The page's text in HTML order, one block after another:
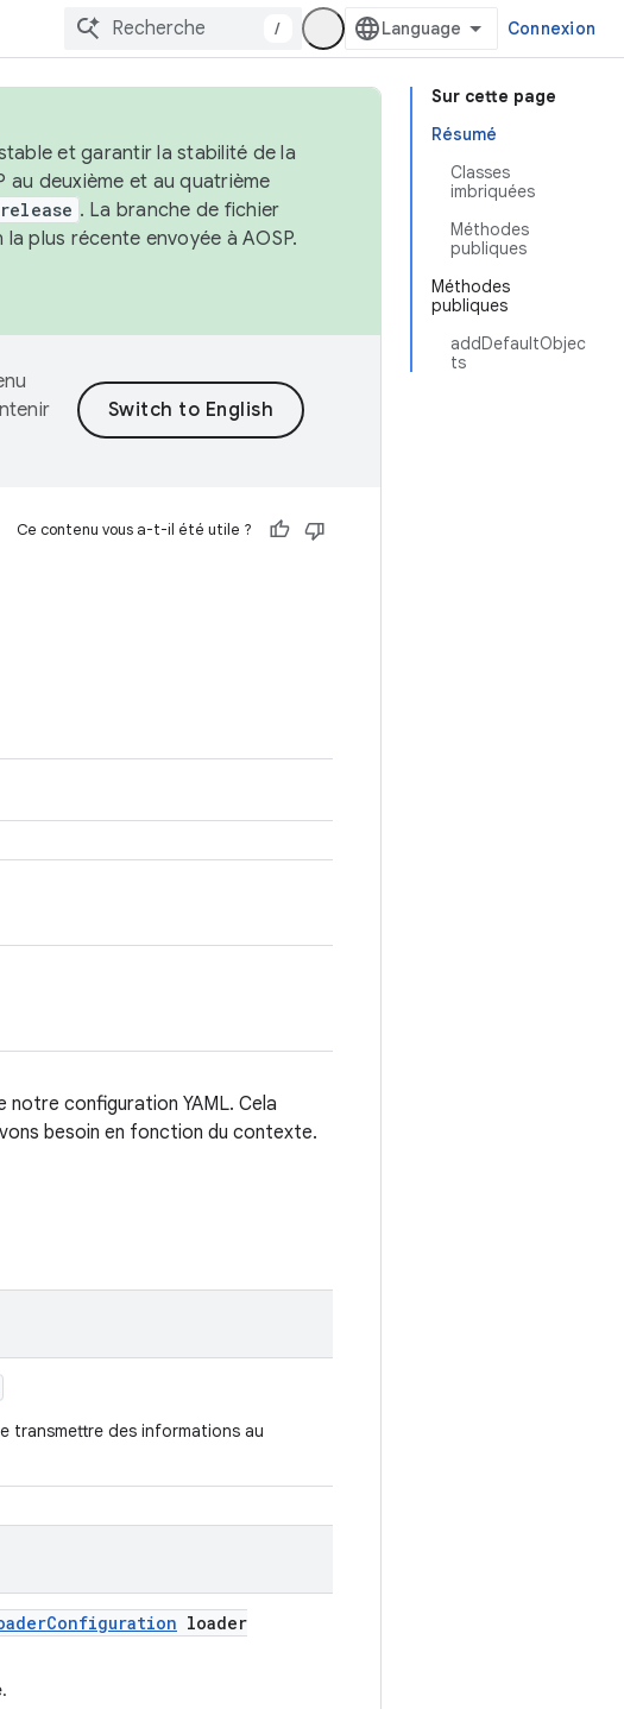
/ Connexion
Sur cette page
Résumé
Classes
imbriquées
Méthodes
publiques
Méthodes
publiques
addDefaultObjec
ts
et garantir la stabilité de la
deuxième et au quatrième
. La branche de fichier
plus récente envoyée à AOSP.
Ce contenu vous a-t-il été utile ?
configuration YAML. Cela
besoin en fonction du contexte.
transmettre des informations au
Configuration loader